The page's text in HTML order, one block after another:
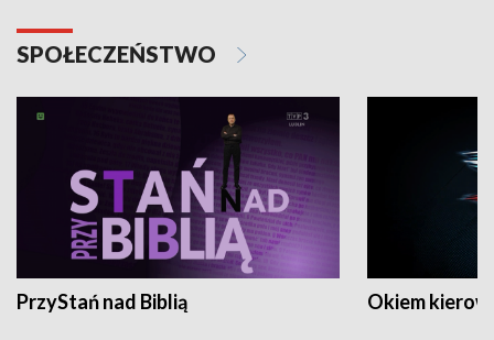
SPOŁECZEŃSTWO
PrzyStań nad Biblią Okiem